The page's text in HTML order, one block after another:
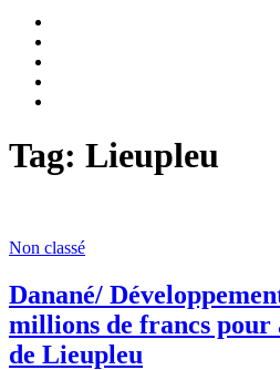
de
Man
Tag: Lieupleu
Non classé
Danané/
millions de francs pour
de Lieupleu